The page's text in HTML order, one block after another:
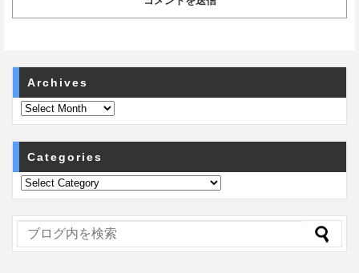
Archives
Categories